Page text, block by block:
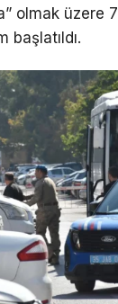
olmak üzere 7
başlatıldı.